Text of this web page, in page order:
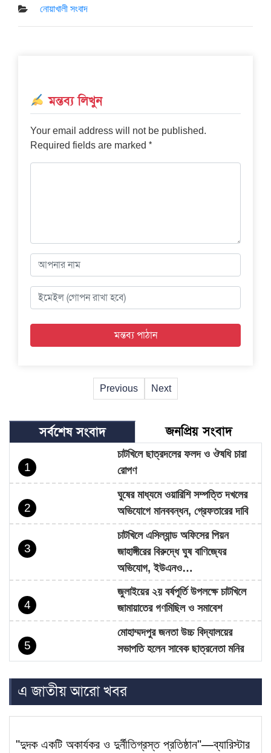
on নোয়াখালী সংবাদ
মন্তব্য লিখুন
Your email address will not be published.
Required fields are marked *
Previous Next
সর্বশেষ সংবাদ জনপ্রিয় সংবাদ
1
চাটখিলে ছাত্রদলের ফলদ ও ঔষধি চারা
রোপণ
2
ঘুষের মাধ্যমে ওয়ারিশি সম্পত্তি দখলের
অভিযোগে মানববন্ধন, গ্রেফতারের দাবি
3
চাটখিলে এসিল্যান্ড অফিসের পিয়ন
জাহাঙ্গীরের বিরুদ্ধে ঘুষ বাণিজ্যের
অভিযোগ, ইউএনও…
4
জুলাইয়ের ২য় বর্ষপূর্তি উপলক্ষে চাটখিলে
জামায়াতের গণমিছিল ও সমাবেশ
5
মোহাম্মদপুর জনতা উচ্চ বিদ্যালয়ের
সভাপতি হলেন সাবেক ছাত্রনেতা মনির
হোসেন…
6
চাটখিলে নিষিদ্ধ ঘোষিত ছাত্রলীগের
মিছিল, ভিডিও ভাইরাল
7
অপপ্রচারের প্রতিবাদে চাটখিলে
এ জাতীয় আরো খবর
"দুদক একটি অকার্যকর ও দুর্নীতিগ্রস্ত প্রতিষ্ঠান"—ব্যারিস্টার